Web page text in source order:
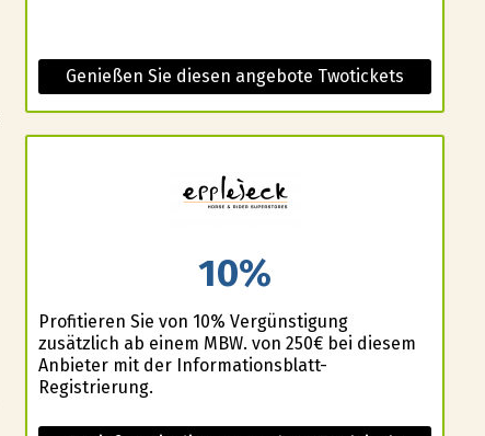
Genießen Sie diesen angebote Twotickets
10%
Profitieren Sie von 10% Vergünstigung
zusätzlich ab einem MBW. von 250€ bei diesem
Anbieter mit der Informationsblatt-
Registrierung.